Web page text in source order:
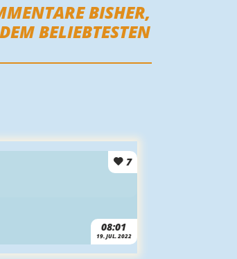
BISHER,
BELIEBTESTEN
7
08:01
19. JUL. 2022